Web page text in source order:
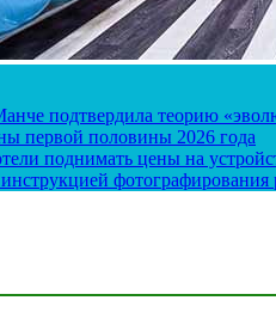
подтвердила теорию
первой половины 2026 года
поднимать цены на
фотографирования